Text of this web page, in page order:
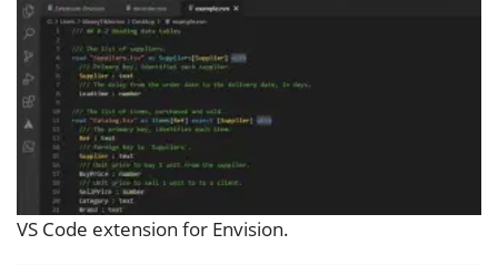
VS Code extension for Envision.